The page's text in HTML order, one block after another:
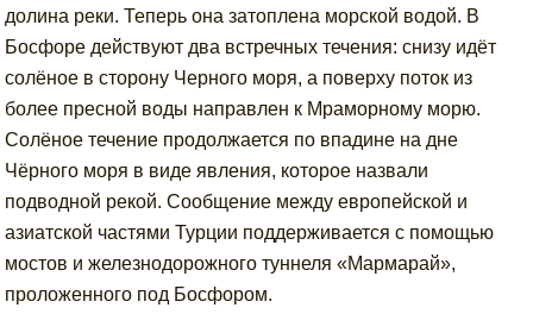
долина реки. Теперь она затоплена морской водой. В
Босфоре действуют два встречных течения: снизу идёт
солёное в сторону Черного моря, а поверху поток из
более пресной воды направлен к Мраморному морю.
Солёное течение продолжается по впадине на дне
Чёрного моря в виде явления, которое назвали
подводной рекой. Сообщение между европейской и
азиатской частями Турции поддерживается с помощью
мостов и железнодорожного туннеля «Мармарай»,
проложенного под Босфором.